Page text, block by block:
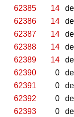
62385
14 de
62386
14 de
62387
14 de
62388
14 de
62389
14 de
62390
0 de
62391
0 de
62392
0 de
62393
0 de